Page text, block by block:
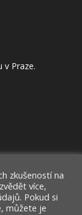
v Praze.
zkušeností na
více,
Pokud si
můžete je